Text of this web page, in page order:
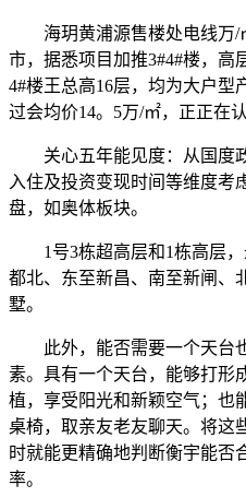
海玥黄浦源售楼处电线万/
市，据悉项目加推3#4#楼，高
4#楼王总高16层，均为大户型
过会均价14。5万/㎡，正正在认
关心五年能见度：从国度
入住及投资变现时间等维度考
盘，如奥体板块。
1号3栋超高层和1栋高层，
都北、东至新昌、南至新闸、
墅。
此外，能否需要一个天台
素。具有一个天台，能够打形
植，享受阳光和新颖空气；也
桌椅，取亲友老友聊天。将这
时就能更精确地判断衡宇能否
率。